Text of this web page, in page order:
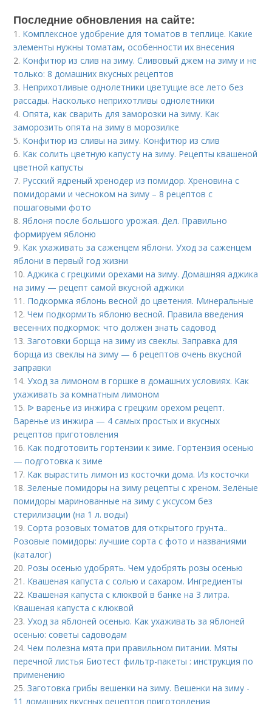
Последние обновления на сайте:
1. Комплексное удобрение для томатов в теплице. Какие
элементы нужны томатам, особенности их внесения
2. Конфитюр из слив на зиму. Сливовый джем на зиму и не
только: 8 домашних вкусных рецептов
3. Неприхотливые однолетники цветущие все лето без
рассады. Насколько неприхотливы однолетники
4.Опята, как сварить для заморозки на зиму. Как
заморозить опята на зиму в морозилке
5. Конфитюр из сливы на зиму. Конфитюр из слив
6. Как солить цветную капусту на зиму. Рецепты квашеной
цветной капусты
7. Русский ядреный хренодер из помидор. Хреновина с
помидорами и чесноком на зиму – 8 рецептов с
пошаговыми фото
8.Яблоня после большого урожая. Дел. Правильно
формируем яблоню
9. Как ухаживать за саженцем яблони. Уход за саженцем
яблони в первый год жизни
10.Аджика с грецкими орехами на зиму. Домашняя аджика
на зиму — рецепт самой вкусной аджики
11. Подкормка яблонь весной до цветения. Минеральные
12.Чем подкормить яблоню весной. Правила введения
весенних подкормок: что должен знать садовод
13.Заготовки борща на зиму из свеклы. Заправка для
борща из свеклы на зиму — 6 рецептов очень вкусной
заправки
14.Уход за лимоном в горшке в домашних условиях. Как
ухаживать за комнатным лимоном
15. ᐉ варенье из инжира с грецким орехом рецепт.
Варенье из инжира — 4 самых простых и вкусных
рецептов приготовления
16. Как подготовить гортензии к зиме. Гортензия осенью
— подготовка к зиме
17. Как вырастить лимон из косточки дома. Из косточки
18.Зеленые помидоры на зиму рецепты с хреном. Зелёные
помидоры маринованные на зиму с уксусом без
стерилизации (на 1 л. воды)
19.Сорта розовых томатов для открытого грунта..
Розовые помидоры: лучшие сорта с фото и названиями
(каталог)
20. Розы осенью удобрять. Чем удобрять розы осенью
21. Квашеная капуста с солью и сахаром. Ингредиенты
22. Квашеная капуста с клюквой в банке на 3 литра.
Квашеная капуста с клюквой
23.Уход за яблоней осенью. Как ухаживать за яблоней
осенью: советы садоводам
24.Чем полезна мята при правильном питании. Мяты
перечной листья Биотест фильтр-пакеты : инструкция по
применению
25.Заготовка грибы вешенки на зиму. Вешенки на зиму -
11 домашних вкусных рецептов приготовления